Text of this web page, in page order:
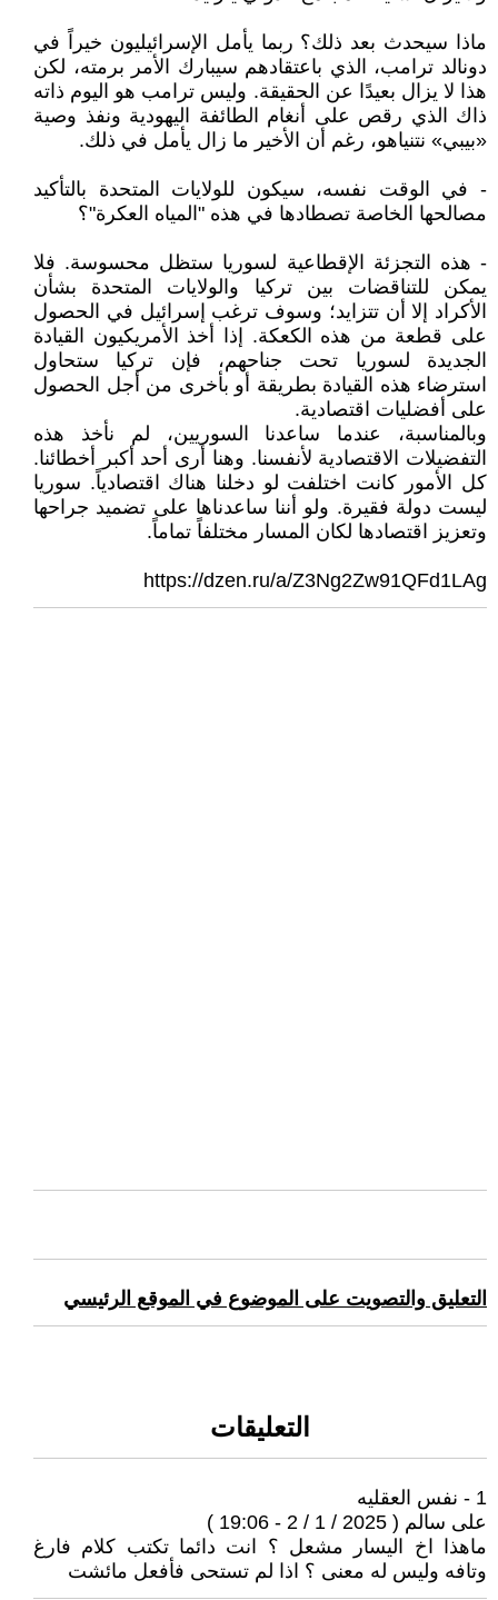
ماذا سيحدث بعد ذلك؟ ربما يأمل الإسرائيليون خيراً في
دونالد ترامب، الذي باعتقادهم سيبارك الأمر برمته، لكن
هذا لا يزال بعيدًا عن الحقيقة. وليس ترامب هو اليوم ذاته
ذاك الذي رقص على أنغام الطائفة اليهودية ونفذ وصية
«بيبي» نتنياهو، رغم أن الأخير ما زال يأمل في ذلك.
- في الوقت نفسه، سيكون للولايات المتحدة بالتأكيد
مصالحها الخاصة تصطادها في هذه "المياه العكرة"؟
- هذه التجزئة الإقطاعية لسوريا ستظل محسوسة. فلا
يمكن للتناقضات بين تركيا والولايات المتحدة بشأن
الأكراد إلا أن تتزايد؛ وسوف ترغب إسرائيل في الحصول
على قطعة من هذه الكعكة. إذا أخذ الأمريكيون القيادة
الجديدة لسوريا تحت جناحهم، فإن تركيا ستحاول
استرضاء هذه القيادة بطريقة أو بأخرى من أجل الحصول
على أفضليات اقتصادية.
وبالمناسبة، عندما ساعدنا السوريين، لم نأخذ هذه
التفضيلات الاقتصادية لأنفسنا. وهنا أرى أحد أكبر أخطائنا.
كل الأمور كانت اختلفت لو دخلنا هناك اقتصادياً. سوريا
ليست دولة فقيرة. ولو أننا ساعدناها على تضميد جراحها
وتعزيز اقتصادها لكان المسار مختلفاً تماماً.
https://dzen.ru/a/Z3Ng2Zw91QFd1LAg
التعليق والتصويت على الموضوع في الموقع الرئيسي
التعليقات
1 - نفس العقليه
على سالم ( 2025 / 1 / 2 - 19:06 )
ماهذا اخ اليسار مشعل ؟ انت دائما تكتب كلام فارغ
وتافه وليس له معنى ؟ اذا لم تستحى فأفعل مائشت